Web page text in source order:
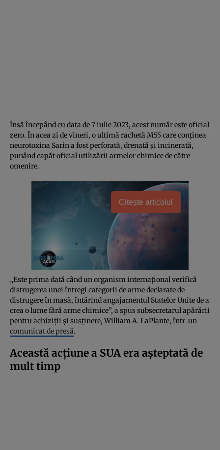
Însă începând cu data de 7 iulie 2023, acest număr este oficial
zero. În acea zi de vineri, o ultimă rachetă M55 care conținea
neurotoxina Sarin a fost perforată, drenată și incinerată,
punând capăt oficial utilizării armelor chimice de către
omenire.
Citește articolul
„Este prima dată când un organism internațional verifică
distrugerea unei întregi categorii de arme declarate de
distrugere în masă, întărind angajamentul Statelor Unite de a
crea o lume fără arme chimice”, a spus subsecretarul apărării
pentru achiziții și susținere, William A. LaPlante, într-un
comunicat de presă.
Această acțiune a SUA era așteptată de
mult timp